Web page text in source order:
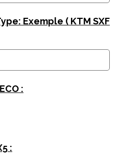
Exemple ( KTM SXF
:
: